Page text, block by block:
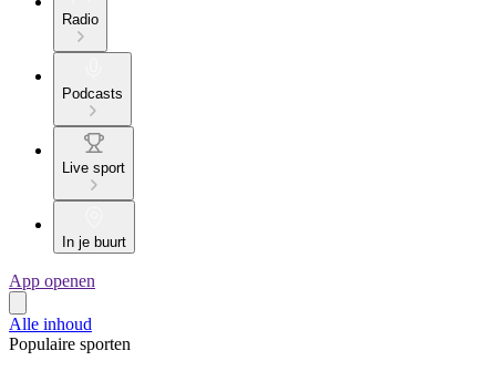
Radio
Podcasts
Live sport
In je buurt
App openen
Alle inhoud
Populaire sporten